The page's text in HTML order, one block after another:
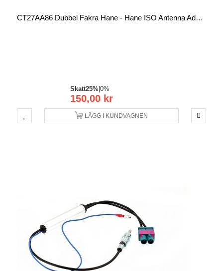
CT27AA86 Dubbel Fakra Hane - Hane ISO Antenna Adapter
150,00 kr
Skatt25%| 0%
LÄGG I KUNDVAGNEN